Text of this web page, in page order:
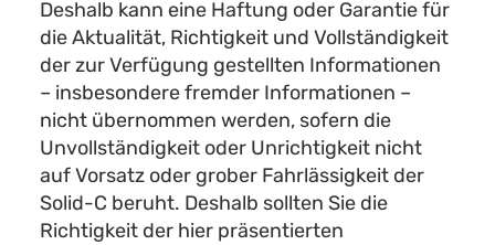
Deshalb kann eine Haftung oder Garantie für
die Aktualität, Richtigkeit und Vollständigkeit
der zur Verfügung gestellten Informationen
– insbesondere fremder Informationen –
nicht übernommen werden, sofern die
Unvollständigkeit oder Unrichtigkeit nicht
auf Vorsatz oder grober Fahrlässigkeit der
Solid-C beruht. Deshalb sollten Sie die
Richtigkeit der hier präsentierten